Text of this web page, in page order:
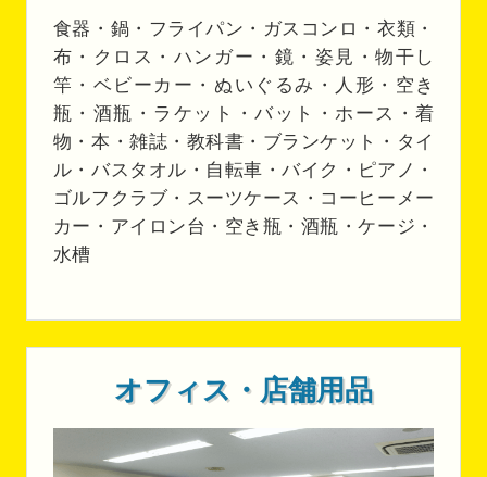
食器・鍋・フライパン・ガスコンロ・衣類・
布・クロス・ハンガー・鏡・姿見・物干し
竿・ベビーカー・ぬいぐるみ・人形・空き
瓶・酒瓶・ラケット・バット・ホース・着
物・本・雑誌・教科書・ブランケット・タイ
ル・バスタオル・自転車・バイク・ピアノ・
ゴルフクラブ・スーツケース・コーヒーメー
カー・アイロン台・空き瓶・酒瓶・ケージ・
水槽
オフィス・店舗用品